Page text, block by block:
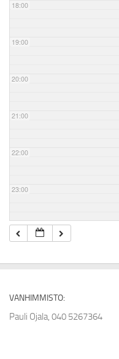
18:00
19:00
20:00
21:00
22:00
23:00
VANHIMMISTO:
Pauli Ojala, 040 5267364